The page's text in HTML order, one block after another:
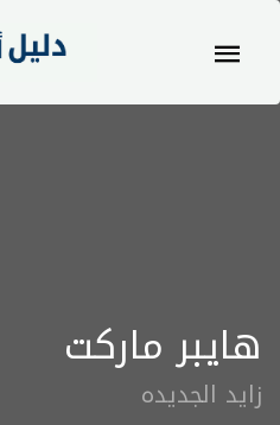
هايبر ماركت
زايد الجديده